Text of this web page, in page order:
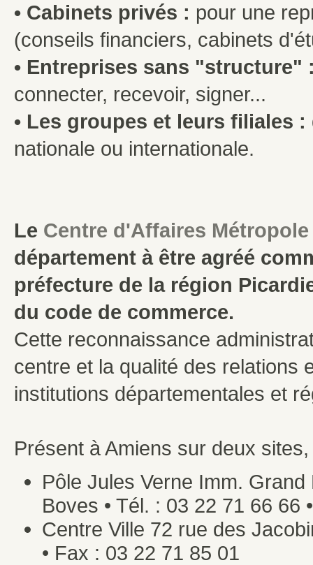
• Cabinets privés : pour une
(conseils financiers, cabinets
• Entreprises sans "structure"
connecter, recevoir, signer...
• Les groupes et leurs filiales :
nationale ou internationale.
Le Centre d'Affaires Métropole
département à être agréé
préfecture de la région
du code de commerce.
Cette reconnaissance
centre et la qualité des relations
institutions départementales et
Présent à Amiens sur deux
Pôle Jules Verne Imm.
Boves • Tél. : 03 22 71 66 66
Centre Ville 72 rue des
• Fax : 03 22 71 85 01